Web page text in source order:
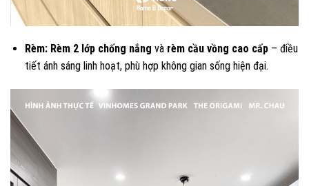
Rèm: Rèm 2 lớp chống nắng và rèm cầu vồng cao cấp– điều
tiết ánh sáng linh hoạt, phù hợp không gian sống hiện đại.